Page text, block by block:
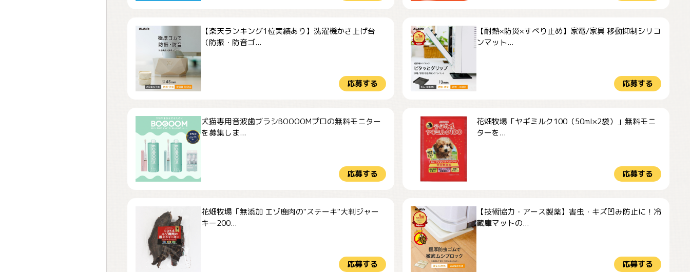
【楽天ランキング1位実績あり】洗濯機かさ上げ台
（防振・防音ゴ...
応募する
【耐熱×防災×すべり止め】家電/家具 移動抑制シリコ
ンマット...
応募する
犬猫専用音波歯ブラシBOOOOMプロの無料モニター
を募集しま...
応募する
花畑牧場「ヤギミルク100（50ml×2袋）」無料モニ
ターを...
応募する
花畑牧場「無添加 エゾ鹿肉の"ステーキ"大判ジャー
キー200...
応募する
【技術協力・アース製薬】害虫・キズ凹み防止に！冷
蔵庫マットの...
応募する